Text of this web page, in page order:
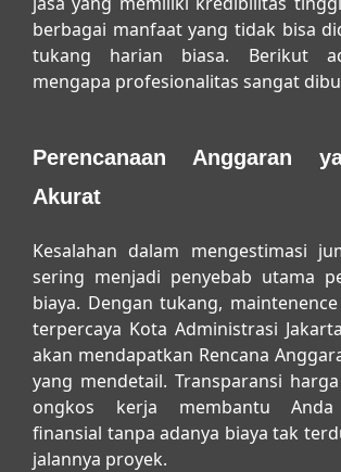
berbagai manfaat yang tidak bisa
tukang harian biasa. Berikut
mengapa profesionalitas sangat
Perencanaan Anggaran
Akurat
Kesalahan dalam mengestimasi
sering menjadi penyebab utama
biaya. Dengantukang,
terpercaya Kota Administrasi
akan mendapatkan Rencana
yang mendetail. Transparansi
ongkos kerja membantu Anda
finansial tanpa adanya biaya tak
jalannya proyek.